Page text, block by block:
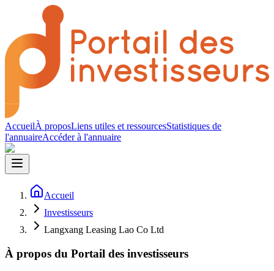
AccueilÀ proposLiens utiles et ressourcesStatistiques de
l'annuaireAccéder à l'annuaire
Accueil
Investisseurs
Langxang Leasing Lao Co Ltd
À propos du Portail des investisseurs